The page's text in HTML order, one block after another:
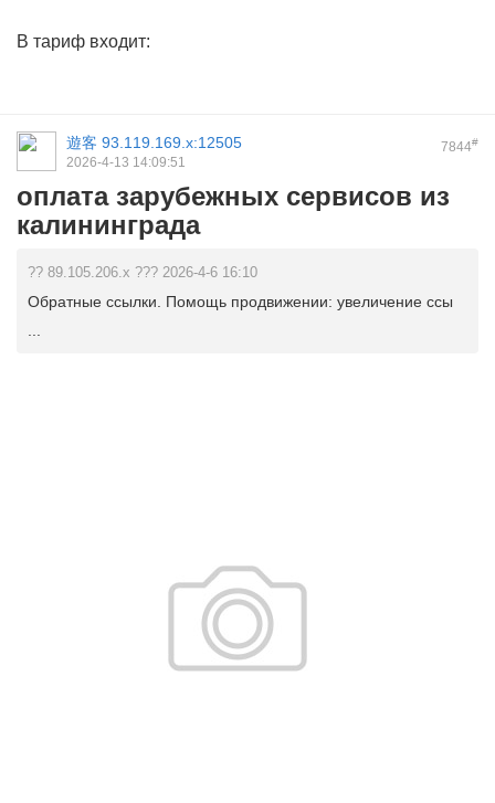
В тариф входит:
7844#
遊客 93.119.169.x:12505
2026-4-13 14:09:51
оплата зарубежных сервисов из
калининграда
?? 89.105.206.x ??? 2026-4-6 16:10
Обратные ссылки. Помощь продвижении: увеличение ссы